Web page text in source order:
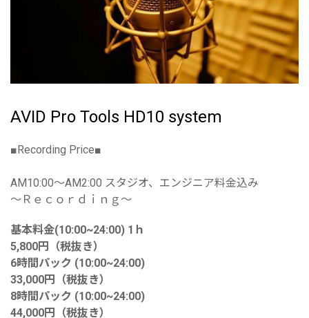
AVID Pro Tools HD10 system
■Recording Price■
AM10:00～AM2:00 スタジオ、エンジニア料金込み
～Ｒｅｃｏｒｄｉｎｇ～
基本料金(10:00~24:00) 1ｈ
5,800円（税抜き）
6時間パック (10:00~24:00)
33,000円（税抜き）
8時間パック (10:00~24:00)
44,000円（税抜き）